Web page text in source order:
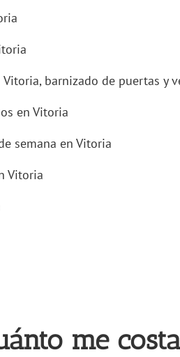
barnizado de puertas y
en Vitoria
semana en Vitoria
Vitoria
me